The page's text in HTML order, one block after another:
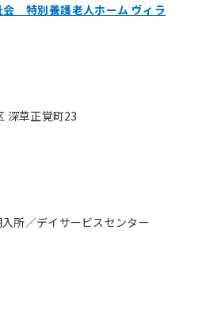
会 特別養護老人ホーム ヴィラ
深草正覚町23
所／デイサービスセンター